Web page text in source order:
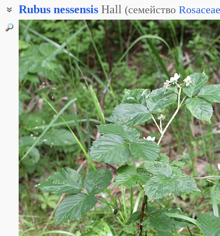
Rubus nessensis Hall (семейство Rosaceae
Куманика
Куманика несская
Малина несская
Ежевика почтипрямая
Ежевика